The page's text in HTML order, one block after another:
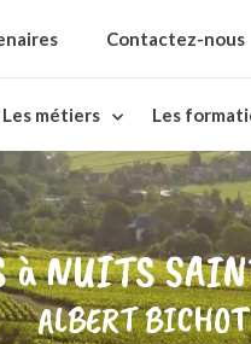
Contactez-nous
Les métiers Les
à NUITS
ALBERT BICHOT